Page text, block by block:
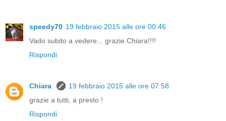
speedy70 19 febbraio 2015 alle ore 00:46
Vado subito a vedere... grazie Chiara!!!!
Rispondi
Chiara
19 febbraio 2015 alle ore 07:58
grazie a tutti, a presto !
Rispondi